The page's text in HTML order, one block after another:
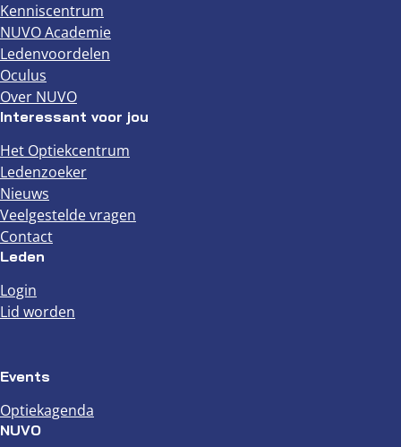
Kenniscentrum
NUVO Academie
Ledenvoordelen
Oculus
Over NUVO
Interessant voor jou
Het Optiekcentrum
Ledenzoeker
Nieuws
Veelgestelde vragen
Contact
Leden
Login
Lid worden
Events
Optiekagenda
NUVO